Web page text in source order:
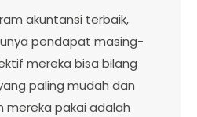
akuntansi terbaik,
pendapat masing-
mereka bisa bilang
paling mudah dan
mereka pakai adalah